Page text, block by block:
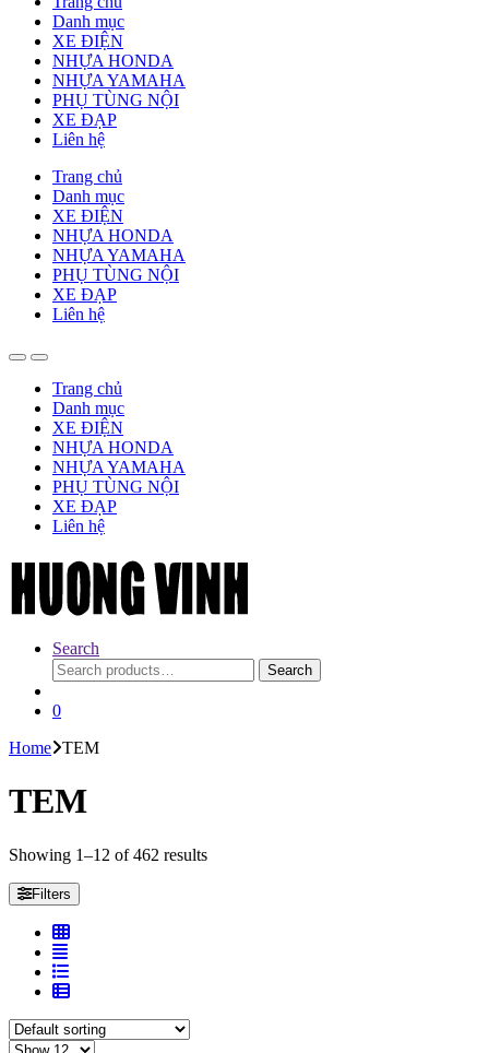
Danh mục
XE ĐIỆN
NHỰA HONDA
NHỰA YAMAHA
PHỤ TÙNG NỘI
XE ĐẠP
Liên hệ
Trang chủ
Danh mục
XE ĐIỆN
NHỰA HONDA
NHỰA YAMAHA
PHỤ TÙNG NỘI
XE ĐẠP
Liên hệ
Trang chủ
Danh mục
XE ĐIỆN
NHỰA HONDA
NHỰA YAMAHA
PHỤ TÙNG NỘI
XE ĐẠP
Liên hệ
Search
Search
for:
Search
0
Home TEM
TEM
Showing 1–12 of 462 results
Filters